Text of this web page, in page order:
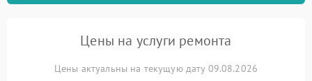
Цены на услуги ремонта
Цены актуальны на текущую дату 09.08.2026